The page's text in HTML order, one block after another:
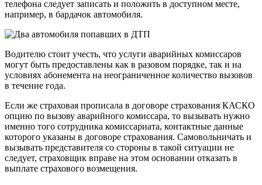
телефона следует записать и положить в доступном месте,
например, в бардачок автомобиля.
Водителю стоит учесть, что услуги аварийных комиссаров
могут быть предоставлены как в разовом порядке, так и на
условиях абонемента на неограниченное количество вызовов
в течение года.
Если же страховая прописала в договоре страхования КАСКО
опцию по вызову аварийного комиссара, то вызывать нужно
именно того сотрудника комиссариата, контактные данные
которого указаны в договоре страхования. Самовольничать и
вызывать представителя со стороны в такой ситуации не
следует, страховщик вправе на этом основании отказать в
выплате страхового возмещения.